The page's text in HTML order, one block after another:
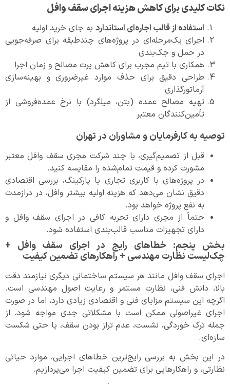
نکات کلیدی برای کاهش هزینه اجرای سقف وافل
استفاده از قالب اجاره‌ای استانداردبه جای خرید اولیه
اجرای یک‌مرحله‌ای در پروژه‌های چندطبقه برای صرفه‌جویی
در حمل و جک‌بندی
همکاری با تیم مجرب برای کاهش پرت مصالح و زمان اجرا
طراحی دقیق برای حذف موارد غیرضروری و بهینه‌سازی
آرماتورگذاری
تهیه مصالح عمده (بتن، میلگرد) با نرخ عمده‌فروشی از
تأمین‌کنندگان معتبر
توصیه به کارفرمایان و مشاوران در تهران
قبل از تصمیم‌گیری، با چند شرکت مجری سقف وافل معتبر
مشورت کرده و قیمت تمام‌شده را مقایسه کنید.
در پروژه‌های با کاربری تجاری یا پارکینگ، بررسی اقتصادی
دقیق نشان می‌دهد که هزینه اولیه بیشتر وافل، در درازمدت
به نفع پروژه خواهد بود.
حتماً از مجری دارای تجربه کافی در اجرای سقف وافل و
دارای تجهیزات مناسب قالب‌بندی استفاده شود.
بخش پنجم: خطاهای رایج در اجرای سقف وافل +
چک‌لیست نظارت مهندسی + راهکارهای تضمین کیفیت
اجرای سقف وافل مانند هر سیستم ساختمانی دیگری نیازمند دقت
بالا، دانش فنی، نظارت مستمر و رعایت اصول مهندسی است.
اگرچه این سیستم مزایای فنی و اقتصادی زیادی دارد، اما در صورت
اجرای غیراصولی ممکن است با مشکلاتی جدی مواجه شود، از
جمله ترک خوردگی، نشست، عدم تراز بودن سقف، یا حتی شکست
سازه‌ای.
در این بخش به بررسی رایج‌ترین خطاهای اجرایی، موارد حیاتی
نظارتی، و راهکارهایی برای تضمین کیفیت اجرا می‌پردازیم.